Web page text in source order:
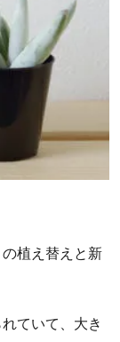
植え替えと新
ていて、大き